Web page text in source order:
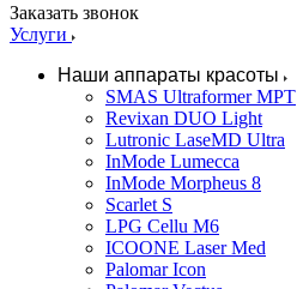
Заказать звонок
Услуги
Наши аппараты красоты
SMAS Ultraformer MPT
Revixan DUO Light
Lutronic LaseMD Ultra
InMode Lumecca
InMode Morpheus 8
Scarlet S
LPG Cellu M6
ICOONE Laser Med
Palomar Icon